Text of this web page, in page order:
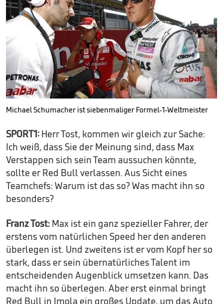
Michael Schumacher ist siebenmaliger Formel-1-Weltmeister
SPORT1: Herr Tost, kommen wir gleich zur Sache:
Ich weiß, dass Sie der Meinung sind, dass Max
Verstappen sich sein Team aussuchen könnte,
sollte er Red Bull verlassen. Aus Sicht eines
Teamchefs: Warum ist das so? Was macht ihn so
besonders?
Franz Tost: Max ist ein ganz spezieller Fahrer, der
erstens vom natürlichen Speed her den anderen
überlegen ist. Und zweitens ist er vom Kopf her so
stark, dass er sein übernatürliches Talent im
entscheidenden Augenblick umsetzen kann. Das
macht ihn so überlegen. Aber erst einmal bringt
Red Bull in Imola ein großes Update, um das Auto